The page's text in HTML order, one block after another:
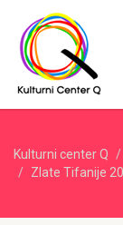
Kulturni center Q
Zlate Tifanije